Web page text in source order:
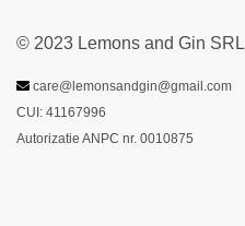
© 2023 Lemons and Gin SRL
care@lemonsandgin@gmail.com
CUI: 41167996
Autorizatie ANPC nr. 0010875